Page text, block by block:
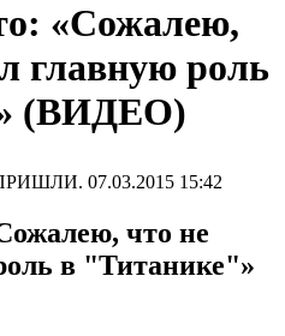
«Сожалею,
главную роль
(ВИДЕО)
07.03.2015 15:42
что не
в "Титанике"»